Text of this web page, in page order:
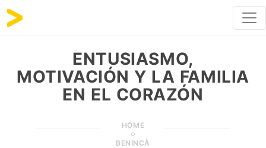
ENTUSIASMO,
MOTIVACIÓN Y LA FAMILIA
EN EL CORAZÓN
HOME
BENINCÀ